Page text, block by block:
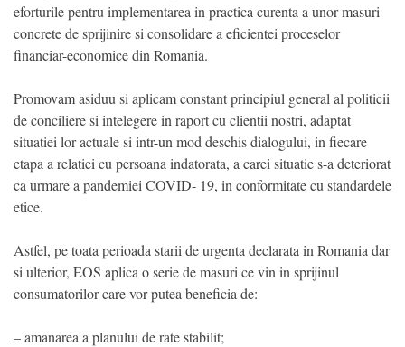
eforturile pentru implementarea in practica curenta a unor masuri
concrete de sprijinire si consolidare a eficientei proceselor
financiar-economice din Romania.
Promovam asiduu si aplicam constant principiul general al politicii
de conciliere si intelegere in raport cu clientii nostri, adaptat
situatiei lor actuale si intr-un mod deschis dialogului, in fiecare
etapa a relatiei cu persoana indatorata, a carei situatie s-a deteriorat
ca urmare a pandemiei COVID- 19, in conformitate cu standardele
etice.
Astfel, pe toata perioada starii de urgenta declarata in Romania dar
si ulterior, EOS aplica o serie de masuri ce vin in sprijinul
consumatorilor care vor putea beneficia de:
– amanarea a planului de rate stabilit;